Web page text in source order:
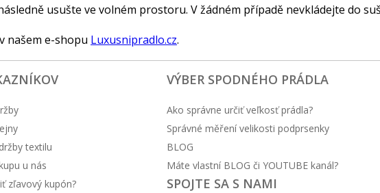
usušte ve volném prostoru. V žádném případě nevkládejte do
našem e-shopu Luxusnipradlo.cz.
textilu
u nás
zľavový kupón?
VÝBER SPODNÉHO PRÁDLA
Ako správne určiť veľkosť prádla?
Správné měření velikosti podprsenky
BLOG
Máte vlastní BLOG či YOUTUBE kanál?
SPOJTE SA S NAMI